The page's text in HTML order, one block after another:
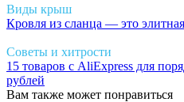
Виды крыш
Кровля из сланца — это
Советы и хитрости
15 товаров с AliExpress для
рублей
Вам также может понравиться